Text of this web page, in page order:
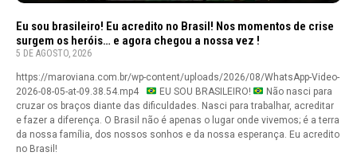
Eu sou brasileiro! Eu acredito no Brasil! Nos momentos de crise
surgem os heróis… e agora chegou a nossa vez !
5 DE AGOSTO, 2026
https://maroviana.com.br/wp-content/uploads/2026/08/WhatsApp-Video-
2026-08-05-at-09.38.54.mp4
EU SOU BRASILEIRO!
Não nasci para
cruzar os braços diante das dificuldades. Nasci para trabalhar, acreditar
e fazer a diferença. O Brasil não é apenas o lugar onde vivemos; é a terra
da nossa família, dos nossos sonhos e da nossa esperança. Eu acredito
no Brasil!